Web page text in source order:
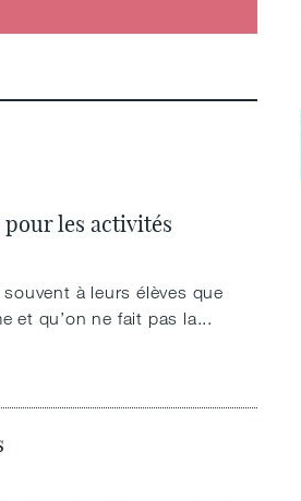
les activités
à leurs élèves que
et qu’on ne fait pas la...